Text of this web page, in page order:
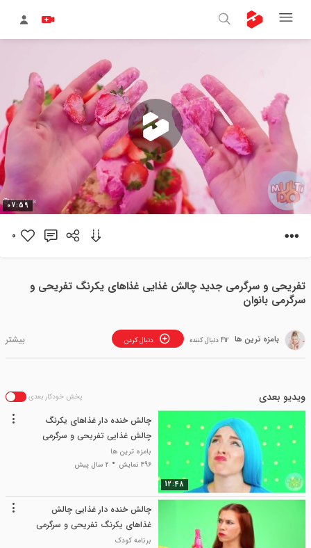
پخش
07:59
0
تفریحی و سرگرمی جدید چالش غذایی غذاهای یکرنگ تفریحی و
سرگرمی بانوان
بامزه ترین ها دنبال کردن 412 دنبال کننده
ویدیو بعدی پخش خودکار بعدی
12:48
چالش خنده دار غذاهای یکرنگ
چالش غذایی تفریحی و سرگرمی
بانوان
بامزه ترین ها
496 نمایش
2 سال پیش
چالش خنده دار غذایی چالش
غذاهای یکرنگ تفریحی و سرگرمی
بانوان
برنامه کودک